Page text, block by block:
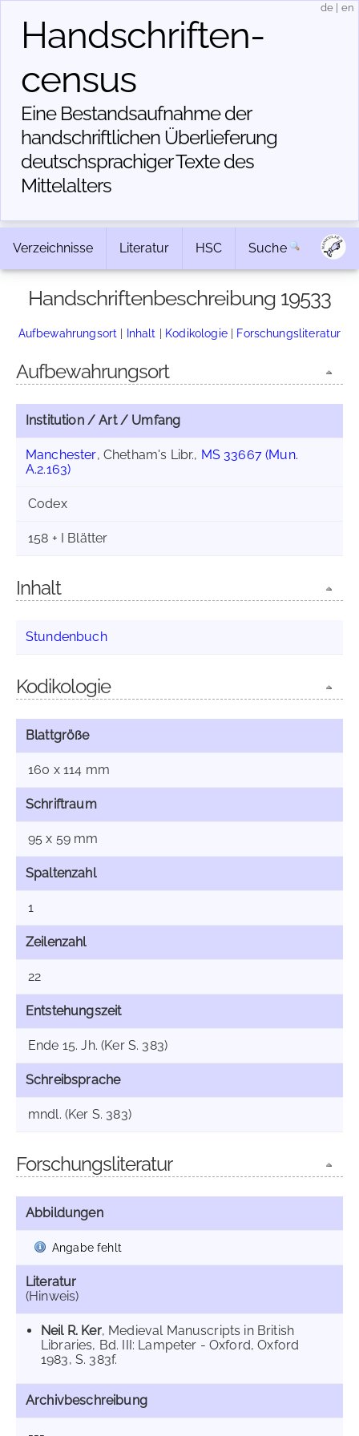
Handschriften­
census
Eine Bestandsaufnahme der
handschriftlichen Über­lieferung
deutschsprachiger Texte des
Mittelalters
de en
Verzeichnisse Literatur HSC Suche
Handschriftenbeschreibung 19533
Aufbewahrungsort | Inhalt | Kodikologie| Forschungsliteratur
Aufbewahrungsort
Institution / Art / Umfang
Manchester, Chetham's Libr., MS 33667 (Mun.
A.2.163)
Codex
158 + I Blätter
Inhalt
Stundenbuch
Kodikologie
Blattgröße
160 x 114 mm
Schriftraum
95 x 59 mm
Spaltenzahl
1
Zeilenzahl
22
Entstehungszeit
Ende 15. Jh. (Ker S. 383)
Schreibsprache
mndl. (Ker S. 383)
Forschungsliteratur
Abbildungen
Angabe fehlt
Literatur
(Hinweis)
Neil R. Ker, Medieval Manuscripts in British
Libraries, Bd. III: Lampeter - Oxford, Oxford
1983, S. 383f.
Archivbeschreibung